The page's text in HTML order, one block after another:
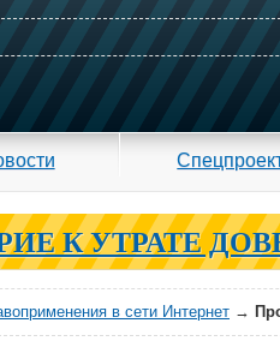
К УТРАТЕ
в сети Интернет →